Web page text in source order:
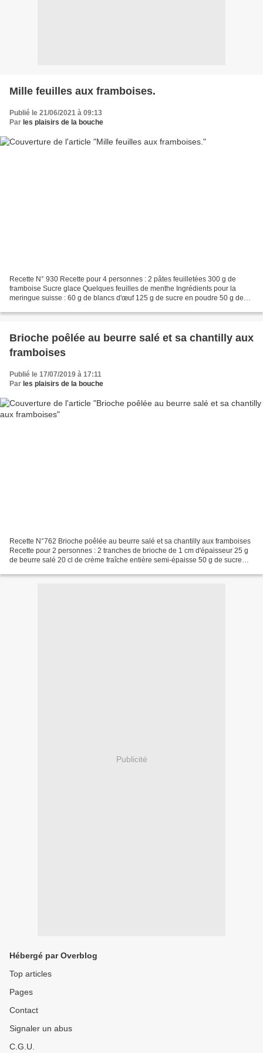
Mille feuilles aux framboises.
Publié le 21/06/2021 à 09:13
Par les plaisirs de la bouche
Recette N° 930 Recette pour 4 personnes : 2 pâtes feuilletées 300 g de
framboise Sucre glace Quelques feuilles de menthe Ingrédients pour la
meringue suisse : 60 g de blancs d'œuf 125 g de sucre en poudre 50 g de
Brioche poêlée au beurre salé et sa chantilly aux
framboises
Publié le 17/07/2019 à 17:11
Par les plaisirs de la bouche
Recette N°762 Brioche poêlée au beurre salé et sa chantilly aux framboises
Recette pour 2 personnes : 2 tranches de brioche de 1 cm d'épaisseur 25 g
de beurre salé 20 cl de crème fraîche entière semi-épaisse 50 g de sucre
Publicité
Hébergé par Overblog
Top articles
Pages
Contact
Signaler un abus
C.G.U.